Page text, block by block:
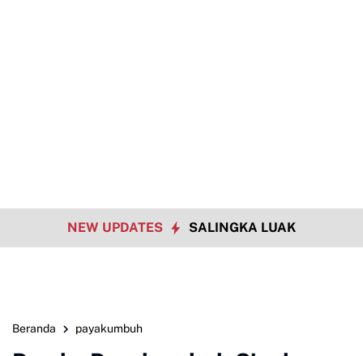
NEW UPDATES SALINGKA LUAK
Beranda payakumbuh